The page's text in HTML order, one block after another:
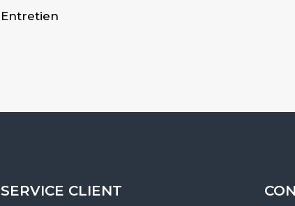
Entretien
SERVICE CLIENT